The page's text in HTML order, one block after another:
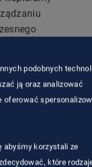
automatyzacji
podobnych
ją oraz analizować
oferować
abyśmy korzystali ze
które